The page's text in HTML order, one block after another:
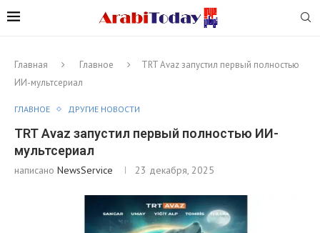
Главная Главное
TRT Avaz запустил первый полностью
ИИ-мультсериал
ГЛАВНОЕ ДРУГИЕ НОВОСТИ
TRT Avaz запустил первый полностью ИИ-
мультсериал
написано NewsService 23 декабря, 2025